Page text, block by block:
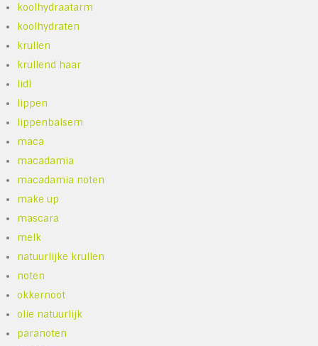
koolhydraatarm
koolhydraten
krullen
krullend haar
lidl
lippen
lippenbalsem
maca
macadamia
macadamia noten
make up
mascara
melk
natuurlijke krullen
noten
okkernoot
olie natuurlijk
paranoten